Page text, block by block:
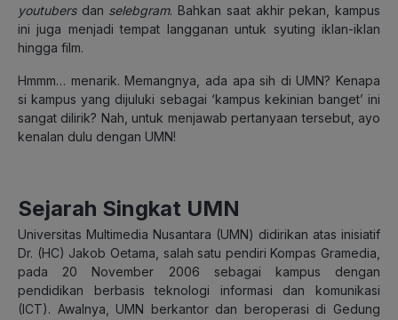
youtubersdan selebgram. Bahkan saat akhir pekan, kampus
ini juga menjadi tempat langganan untuk syuting iklan-iklan
hingga film.
Hmmm… menarik. Memangnya, ada apa sih di UMN? Kenapa
si kampus yang dijuluki sebagai ‘kampus kekinian banget’ ini
sangat dilirik? Nah, untuk menjawab pertanyaan tersebut, ayo
kenalan dulu dengan UMN!
Sejarah Singkat UMN
Universitas Multimedia Nusantara (UMN) didirikan atas inisiatif
Dr. (HC) Jakob Oetama, salah satu pendiri Kompas Gramedia,
pada 20 November 2006 sebagai kampus dengan
pendidikan berbasis teknologi informasi dan komunikasi
(ICT). Awalnya, UMN berkantor dan beroperasi di Gedung